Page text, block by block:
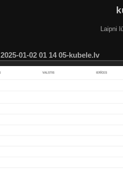
Laipni
2025-01-02 01 14 05-kubele.lv